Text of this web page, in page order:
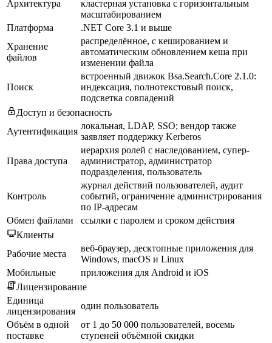
Архитектура
кластерная установка с горизонтальным
масштабированием
Платформа
.NET Core 3.1 и выше
Хранение
файлов
распределённое, с кешированием и
автоматическим обновлением кеша при
изменении файла
Поиск
встроенный движок Bsa.Search.Core 2.1.0:
индексация, полнотекстовый поиск,
подсветка совпадений
Доступ и безопасность
Аутентификация
локальная, LDAP, SSO; вендор также
заявляет поддержку Kerberos
Права доступа
иерархия ролей с наследованием, супер-
администратор, администратор
подразделения, пользователь
Контроль
журнал действий пользователей, аудит
событий, ограничение администрирования
по IP-адресам
Обмен файлами
ссылки с паролем и сроком действия
Клиенты
Рабочие места
веб-браузер, десктопные приложения для
Windows, macOS и Linux
Мобильные
приложения для Android и iOS
Лицензирование
Единица
лицензирования
один пользователь
Объём в одной
поставке
от 1 до 50 000 пользователей, восемь
ступеней объёмной скидки